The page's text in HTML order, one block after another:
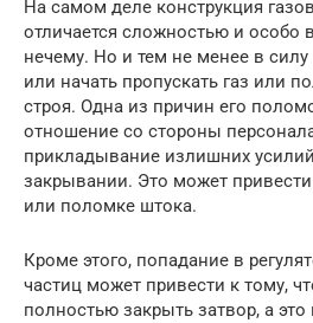
На самом деле конструкция
отличается сложностью и особо
нечему. Но и тем не менее в
или начать пропускать газ или
строя. Одна из причин его
отношение со стороны
прикладывание излишних
закрывании. Это может
или поломке штока.
Кроме этого, попадание в
частиц может привести к тому,
полностью закрыть затвор, а